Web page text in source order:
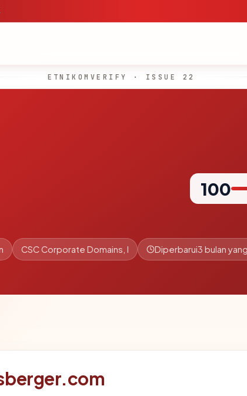
ETNIKOMVERIFY · ISSUE 22
100
CSC Corporate Domains, I Diperbarui3 bulan